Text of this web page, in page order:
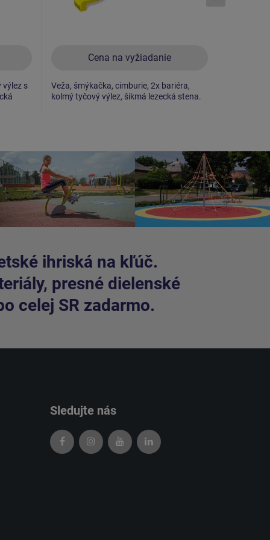
výlez s
Cena na vyžiadanie
Veža, šmýkačka, cimburie, 2x bariéra,
kolmý tyčový výlez, šikmá lezecká stena.
ihriská na kľúč.
presné dielenské
celej SR zadarmo.
Sledujte nás